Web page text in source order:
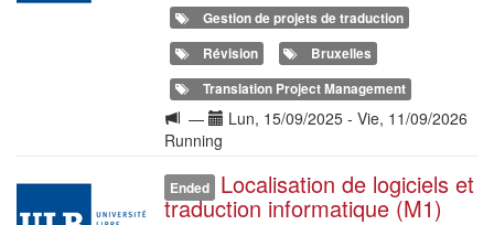
Gestion de projets de traduction
Révision
Bruxelles
Translation Project Management
Langue
de
formation
— Date(s)
Lun, 15/09/2025 - Vie, 11/09/2026
Running
Illustration
Ended Localisation de logiciels et
traduction informatique (M1)